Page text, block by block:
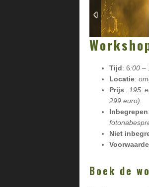
Tijd: 6:00 –
Locatie:
Prijs: 195
299 euro).
Inbegrepen
Niet
Boek de